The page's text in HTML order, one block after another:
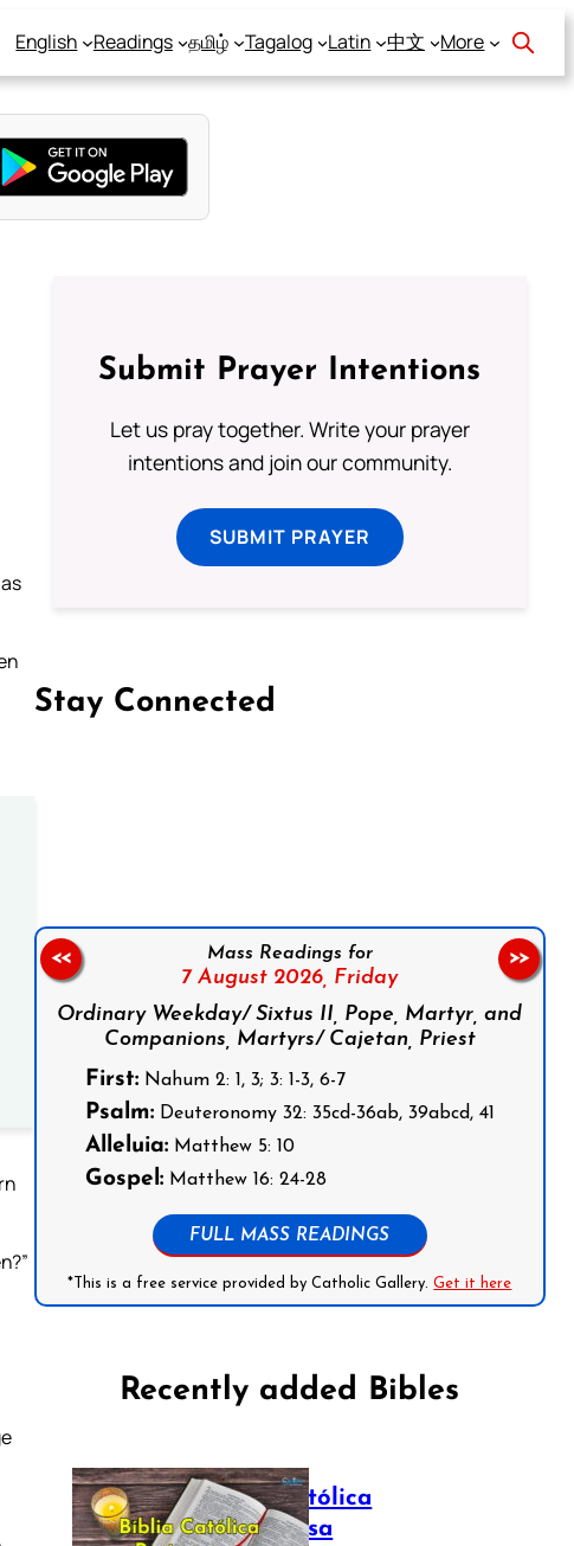
English Readings தமிழ் Tagalog Latin 中文 More
Submit Prayer Intentions
Let us pray together. Write your prayer
intentions and join our community.
SUBMIT PRAYER
Stay Connected
Mass Readings for
7 August 2026, Friday
Ordinary Weekday/ Sixtus II, Pope, Martyr, and
Companions, Martyrs/ Cajetan, Priest
First:Nahum 2: 1, 3; 3: 1-3, 6-7
Psalm:Deuteronomy 32: 35cd-36ab, 39abcd, 41
Alleluia:Matthew 5: 10
Gospel:Matthew 16: 24-28
FULL MASS READINGS
*This is a free service provided by Catholic Gallery.Get it here
<< >>
Recently added Bibles
Bíblia Católica
Portuguesa